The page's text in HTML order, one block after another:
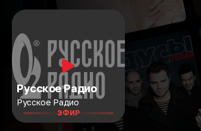
Русское Радио
Русское Радио
ЭФИР